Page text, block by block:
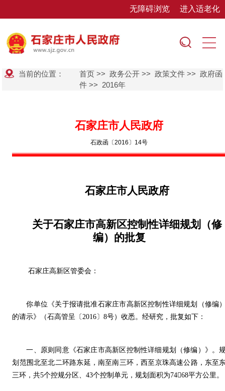
无障碍浏览 进入适老化
当前的位置： 首页 >>政务公开 >>政策文件 >>政府函
件 >> 2016年
石家庄市人民政府
石政函〔2016〕14号
石家庄市人民政府
关于石家庄市高新区控制性详细规划（修
编）的批复
石家庄高新区管委会：
你单位《关于报请批准石家庄市高新区控制性详细规划（修编
的请示》（石高管呈〔2016〕8号）收悉。经研究，批复如下：
一、原则同意《石家庄市高新区控制性详细规划（修编）》。
划范围北至北二环路东延，南至南三环，西至京珠高速公路，东至
三环，共5个控规分区、43个控制单元，规划面积为7468平方公里。